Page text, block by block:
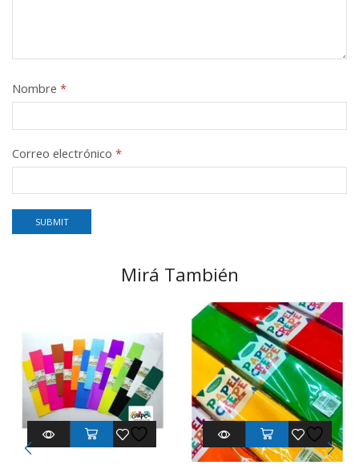
Nombre *
Correo electrónico *
Mirá También